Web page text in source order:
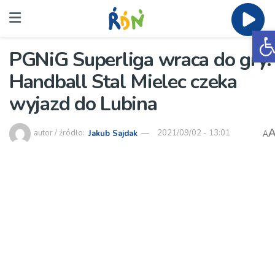
PGNiG Superliga wraca do gry.
Handball Stal Mielec czeka
wyjazd do Lubina
autor / źródło: Jakub Sajdak 2021/09/02 - 13:01 A